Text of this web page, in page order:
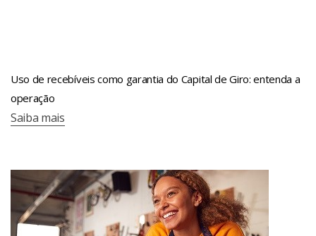
Uso de recebíveis como garantia do Capital de Giro: entenda a
operação
Saiba mais